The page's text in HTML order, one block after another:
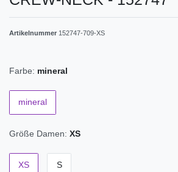
Artikelnummer 152747-709-XS
Farbe: mineral
mineral
Größe Damen: XS
XS S